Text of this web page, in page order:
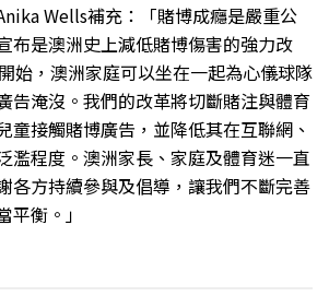
Wells補充：「賭博成癮是嚴重公
布是澳洲史上減低賭博傷害的強力改
始，澳洲家庭可以坐在一起為心儀球隊
告淹沒。我們的改革將切斷賭注與體育
童接觸賭博廣告，並降低其在互聯網、
濫程度。澳洲家長、家庭及體育迷一直
各方持續參與及倡導，讓我們不斷完善
平衡。」